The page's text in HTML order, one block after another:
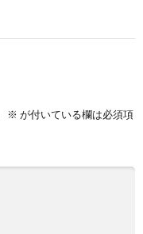
※ が付いている欄は必須項